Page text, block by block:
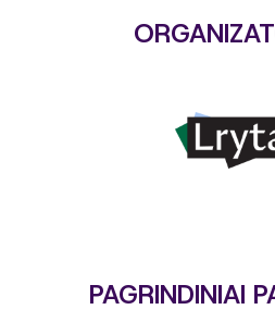
PAGRINDINIAI